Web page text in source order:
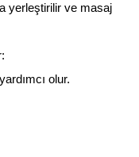
yerleştirilir ve masaj
olur.